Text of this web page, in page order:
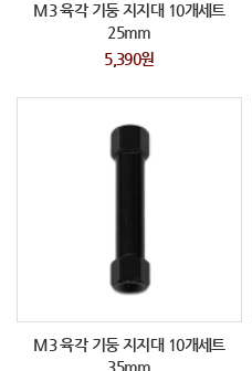
M3 육각 기둥 지지대 10개세트
25mm
5,390원
M3 육각 기둥 지지대 10개세트
35mm